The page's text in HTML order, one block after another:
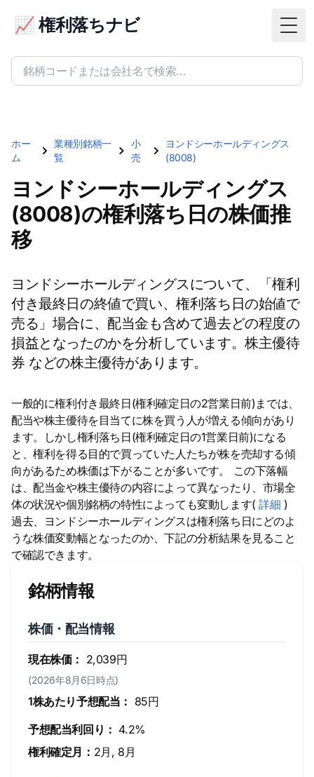
📈 権利落ちナビ
ホー
ム
業種別銘柄一
覧
小
売
ヨンドシーホールディングス
(8008)
ヨンドシーホールディングス
(8008)の権利落ち日の株価推
移
ヨンドシーホールディングスについて、「権利
付き最終日の終値で買い、権利落ち日の始値で
売る」場合に、配当金も含めて過去どの程度の
損益となったのかを分析しています。株主優待
券 などの株主優待があります。
一般的に権利付き最終日(権利確定日の2営業日前)までは、
配当や株主優待を目当てに株を買う人が増える傾向があり
ます。しかし権利落ち日(権利確定日の1営業日前)になる
と、権利を得る目的で買っていた人たちが株を売却する傾
向があるため株価は下がることが多いです。 この下落幅
は、配当金や株主優待の内容によって異なったり、市場全
体の状況や個別銘柄の特性によっても変動します(詳細 )
過去、ヨンドシーホールディングスは権利落ち日にどのよ
うな株価変動幅となったのか、下記の分析結果を見ること
で確認できます。
銘柄情報
株価・配当情報
現在株価： 2,039円
(2026年8月6日時点)
1株あたり予想配当： 85円
予想配当利回り： 4.2%
権利確定月： 2月, 8月